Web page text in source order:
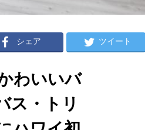
シェア ツイート
わいいバ
ス・トリ